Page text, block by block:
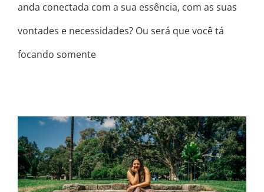
anda conectada com a sua essência, com as suas
vontades e necessidades? Ou será que você tá
focando somente
ARMADILHAS DA MENTE